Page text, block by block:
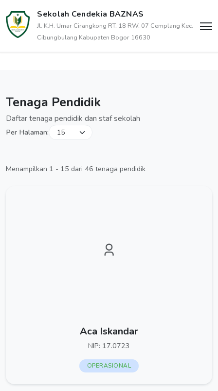
Sekolah Cendekia BAZNAS
Jl. K.H. Umar Cirangkong RT. 18 RW. 07 Cemplang Kec.
Cibungbulang Kabupaten Bogor 16630
Tenaga Pendidik
Daftar tenaga pendidik dan staf sekolah
Per Halaman:
Menampilkan 1 - 15 dari 46 tenaga pendidik
Aca Iskandar
NIP: 17.0723
OPERASIONAL